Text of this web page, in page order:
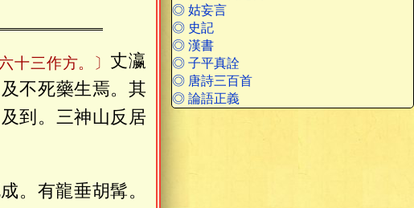
◎ 姑妄言
◎ 史記
◎ 漢書
◎ 子平真詮
◎ 唐詩三百首
◎ 論語正義
十三作方。〕 丈瀛
不死藥生焉。其
到。三神山反居
。有龍垂胡髯。